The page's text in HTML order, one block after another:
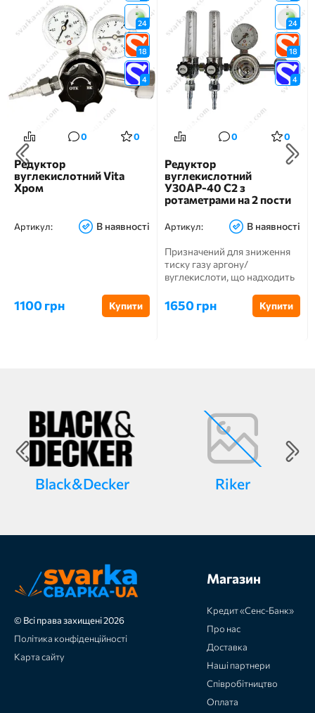
24
18
4
0 0
Редуктор
вуглекислотний Vita
Хром
Артикул: В наявності
1100 грн Купити
24
18
4
0 0
Редуктор
вуглекислотний
У30АР-40 С2 з
ротаметрами на 2 пости
Артикул: В наявності
Призначений для зниження
тиску газу аргону/
вуглекислоти, що надходить
1650 грн Купити
Black&Decker Riker
© Всі права захищені 2026
Політика конфіденційності
Карта сайту
Магазин
Кредит «Сенс-Банк»
Про нас
Доставка
Наші партнери
Співробітництво
Оплата